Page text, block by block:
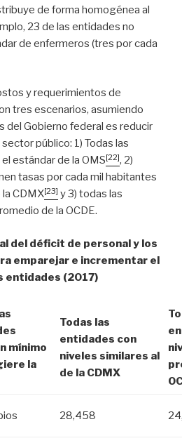
de forma homogénea al
23 de las entidades no
de enfermeros (tres por cada
y requerimientos de
tres escenarios, asumiendo
del Gobierno federal es reducir
público: 1) Todas las
estándar de la OMS[22], 2)
tasas por cada mil habitantes
CDMX[23] y 3) todas las
de la OCDE.
del déficit de personal y los
emparejar e incrementar el
entidades (2017)
mínimo
la
Todas las
entidades con
niveles similares al
de la CDMX
28,458